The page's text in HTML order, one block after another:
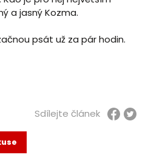
a jasný Kozma.
psát už za pár hodin.
Sdílejte článek